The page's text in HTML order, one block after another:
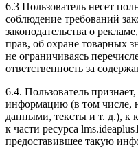
6.3 Пользователь несет
соблюдение требований
законодательства о
прав, об охране товарных
не ограничиваясь
ответственность за
6.4. Пользователь
информацию (в том числе,
данными, тексты и т. д.), к
к части ресурса l
предоставившее такую